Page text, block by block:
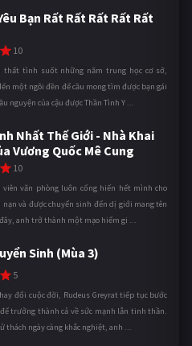
Bạn Rất Rất Rất Rất Rất
10
thất tình suốt những năm trung học cơ sở,
một ngôi đền để cầu mong tìm được bạn gái
nguyện của cậu được Thần Tình Y ...
Nhất Thế Giới - Nhà Khai
Vương Quốc Mê Cung
10
văn phòng luôn cống hiến hết mình cho
nạn và được chuyển sinh đến dị giới mang tên
đây, anh trở thành một mạo hiểm gi ...
Sinh (Mùa 3)
5
đổi cuộc đời, Rudeus Greyrat tiếp tục bước
trưởng thành cả về sức mạnh lẫn tinh thần.
ngày càng khắc nghiệt, anh ...